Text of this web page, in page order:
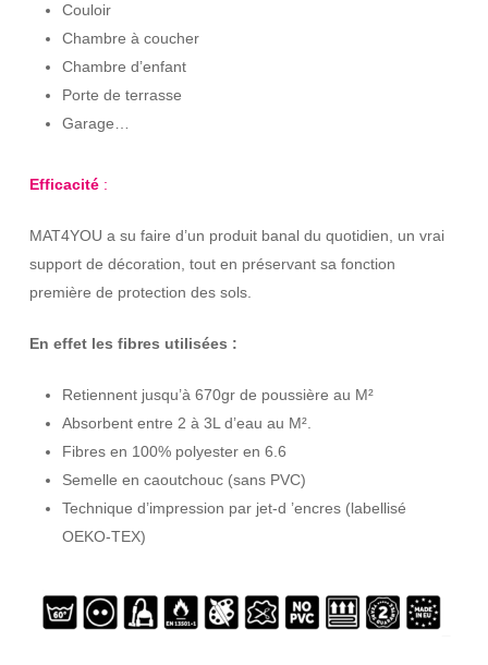
Couloir
Chambre à coucher
Chambre d’enfant
Porte de terrasse
Garage…
Efficacité :
MAT4YOU a su faire d’un produit banal du quotidien, un vrai
support de décoration, tout en préservant sa fonction
première de protection des sols.
En effet les fibres utilisées :
Retiennent jusqu’à 670gr de poussière au M²
Absorbent entre 2 à 3L d’eau au M².
Fibres en 100% polyester en 6.6
Semelle en caoutchouc (sans PVC)
Technique d’impression par jet-d ’encres (labellisé
OEKO-TEX)